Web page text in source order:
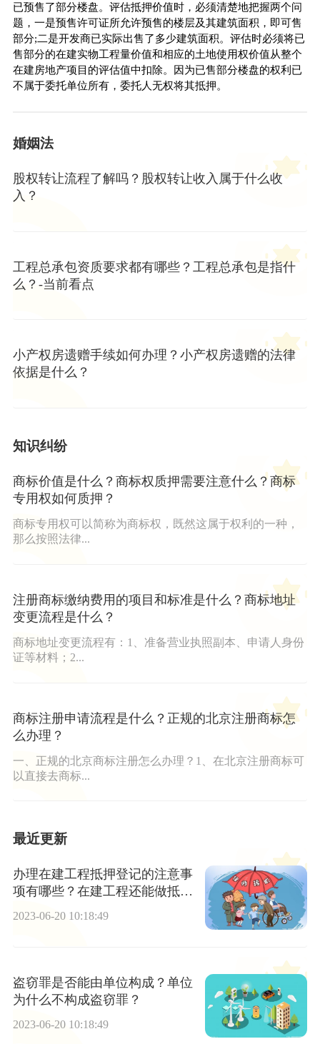
已预售了部分楼盘。评估抵押价值时，必须清楚地把握两个问
题，一是预售许可证所允许预售的楼层及其建筑面积，即可售
部分;二是开发商已实际出售了多少建筑面积。评估时必须将已
售部分的在建实物工程量价值和相应的土地使用权价值从整个
在建房地产项目的评估值中扣除。因为已售部分楼盘的权利已
不属于委托单位所有，委托人无权将其抵押。
婚姻法
股权转让流程了解吗？股权转让收入属于什么收
入？
工程总承包资质要求都有哪些？工程总承包是指什
么？-当前看点
小产权房遗赠手续如何办理？小产权房遗赠的法律
依据是什么？
知识纠纷
商标价值是什么？商标权质押需要注意什么？商标
专用权如何质押？
商标专用权可以简称为商标权，既然这属于权利的一种，
那么按照法律...
注册商标缴纳费用的项目和标准是什么？商标地址
变更流程是什么？
商标地址变更流程有：1、准备营业执照副本、申请人身份
证等材料；2...
商标注册申请流程是什么？正规的北京注册商标怎
么办理？
一、正规的北京商标注册怎么办理？1、在北京注册商标可
以直接去商标...
最近更新
办理在建工程抵押登记的注意事
项有哪些？在建工程还能做抵押
吗？
2023-06-20 10:18:49
盗窃罪是否能由单位构成？单位
为什么不构成盗窃罪？
2023-06-20 10:18:49